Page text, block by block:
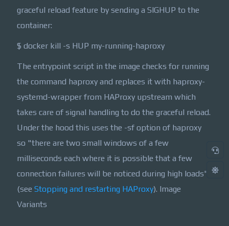
graceful reload feature by sending a SIGHUP to the
container:
$ docker kill -s HUP my-running-haproxy
The entrypoint script in the image checks for running
the command haproxy and replaces it with haproxy-
systemd-wrapper from HAProxy upstream which
takes care of signal handling to do the graceful reload.
Under the hood this uses the -sf option of haproxy
so "there are two small windows of a few
milliseconds each where it is possible that a few
connection failures will be noticed during high loads"
(see Stopping and restarting HAProxy). Image
Variants